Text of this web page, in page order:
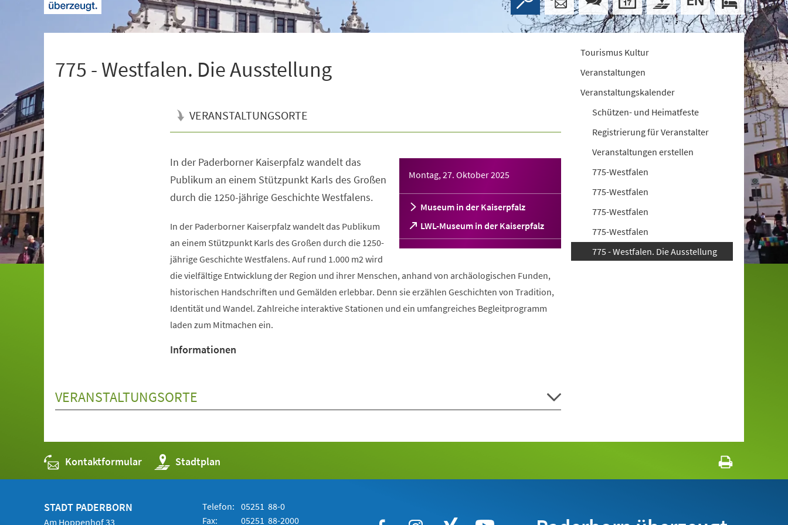
775 - Westfalen. Die Ausstellung
VERANSTALTUNGSORTE
Montag, 27. Oktober 2025
Museum in der Kaiserpfalz
LWL-Museum in der Kaiserpfalz
(Öffnet
in
einem
Tab)
In der Paderborner Kaiserpfalz wandelt das
Publikum an einem Stützpunkt Karls des Großen
durch die 1250-jährige Geschichte Westfalens.
In der Paderborner Kaiserpfalz wandelt das Publikum
an einem Stützpunkt Karls des Großen durch die 1250-
jährige Geschichte Westfalens. Auf rund 1.000 m2 wird
die vielfältige Entwicklung der Region und ihrer Menschen, anhand von archäologischen Funden,
historischen Handschriften und Gemälden erlebbar. Denn sie erzählen Geschichten von Tradition,
Identität und Wandel. Zahlreiche interaktive Stationen und ein umfangreiches Begleitprogramm
laden zum Mitmachen ein.
Informationen
VERANSTALTUNGSORTE
Tourismus Kultur
Veranstaltungen
Veranstaltungskalender
Schützen- und Heimatfeste
Registrierung für Veranstalter
Veranstaltungen erstellen
775-Westfalen
775-Westfalen
775-Westfalen
775-Westfalen
775 - Westfalen. Die Ausstellung
Kontaktformular Stadtplan
(Öffnet
in
einem
STADT PADERBORN
Am Hoppenhof 33
Telefon: 05251 88-0
Fax:
05251 88-2000